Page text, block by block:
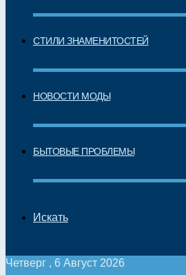
СТИЛИ ЗНАМЕНИТОСТЕЙ
НОВОСТИ МОДЫ
БЫТОВЫЕ ПРОБЛЕМЫ
Искать
Четверг , 6 Август 2026